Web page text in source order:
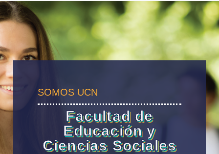
SOMOS UCN
Facultad de
Educación y
Ciencias Sociales